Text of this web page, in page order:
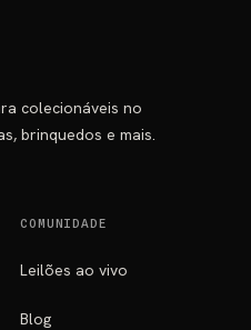
colecionáveis no
brinquedos e mais.
COMUNIDADE
Leilões ao vivo
Blog